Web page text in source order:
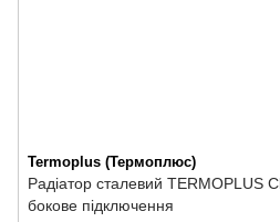
Termoplus (Термоплюс)
Радіатор сталевий TERMOPLUS
бокове підключення